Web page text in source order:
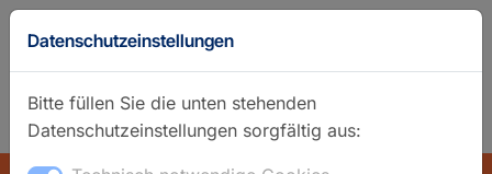
GFZ-Startseite
Datenschutzeinstellungen
Bitte füllen Sie die unten stehenden
Datenschutzeinstellungen sorgfältig aus: